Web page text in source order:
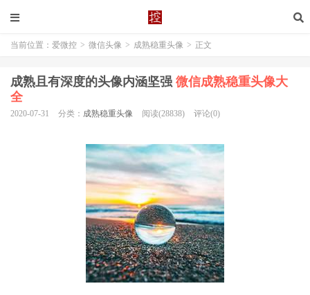
当前位置： 爱微控 > 微信头像 > 成熟稳重头像 > 正文
成熟且有深度的头像内涵坚强 微信成熟稳重头像大
全
2020-07-31 分类： 成熟稳重头像 阅读(28838) 评论(0)